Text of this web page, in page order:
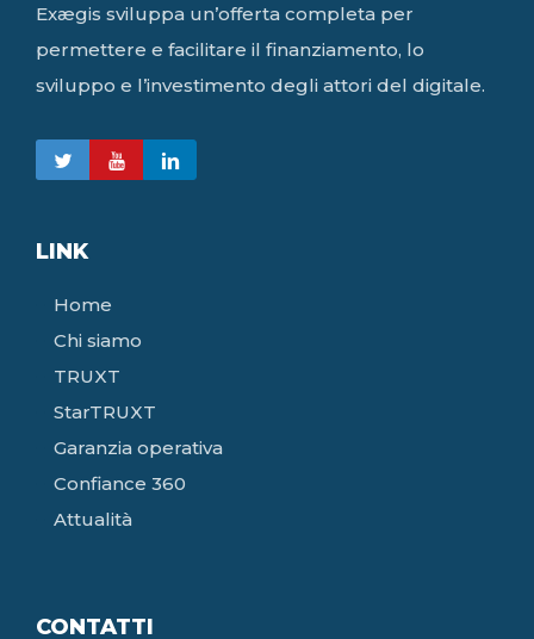
Exægis sviluppa un’offerta completa per
permettere e facilitare il finanziamento, lo
sviluppo e l’investimento degli attori del digitale.
LINK
Home
Chi siamo
TRUXT
StarTRUXT
Garanzia operativa
Confiance 360
Attualità
CONTATTI